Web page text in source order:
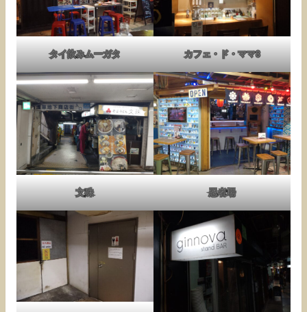
タイ飲みムーガタ カフェ・ド・ママ3
文殊 忍者場